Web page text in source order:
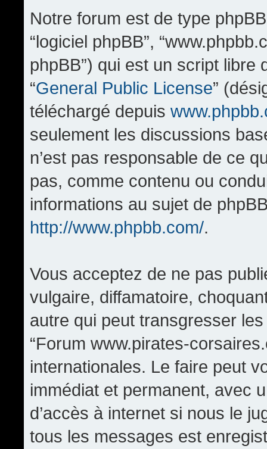
Notre forum est de type phpBB
“logiciel phpBB”,
phpBB”) qui est un script
“General Public License”
téléchargé depuis
seulement les discussions
n’est pas responsable de ce
pas, comme contenu ou
informations au sujet de
http://www.phpbb.com/.
Vous acceptez de ne pas
vulgaire, diffamatoire,
autre qui peut transgresser
“Forum www.pirates-
internationales. Le faire peut
immédiat et permanent, avec
d’accès à internet si nous le
tous les messages est